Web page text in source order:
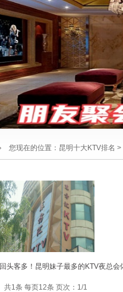
回头客多！昆明妹子最多的KTV夜总
共1条 每页12条 页次：1/1
您现在的位置： 昆明十大KTV排名 >